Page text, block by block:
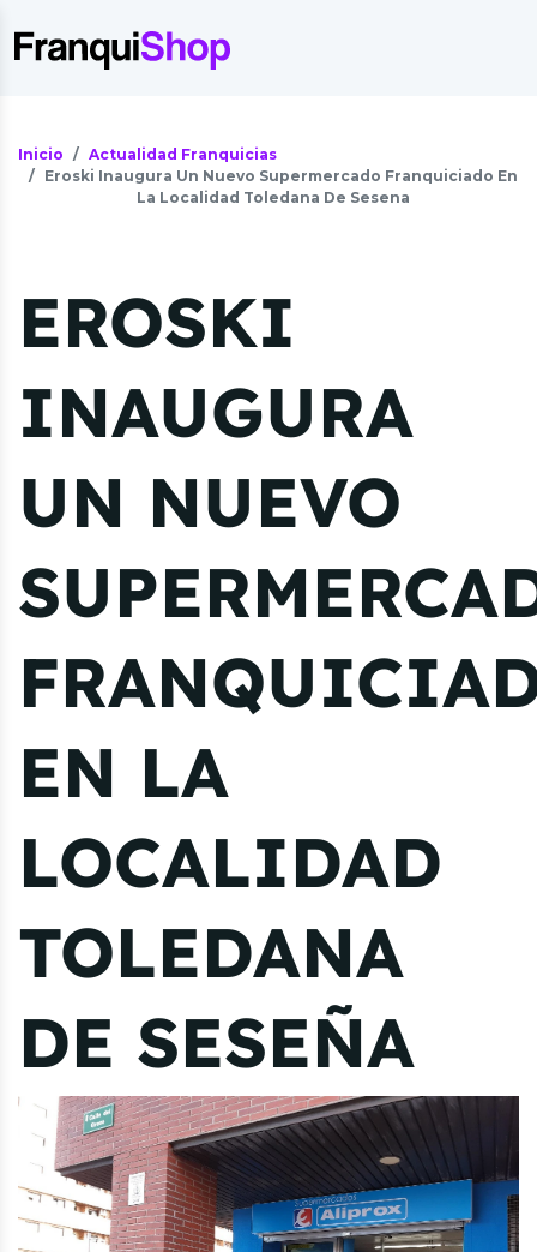
Inicio
Actualidad Franquicias
Eroski Inaugura Un Nuevo Supermercado Franquiciado En
La Localidad Toledana De Sesena
EROSKI
INAUGURA
UN NUEVO
EN LA
LOCALIDAD
TOLEDANA
DE SESEÑA